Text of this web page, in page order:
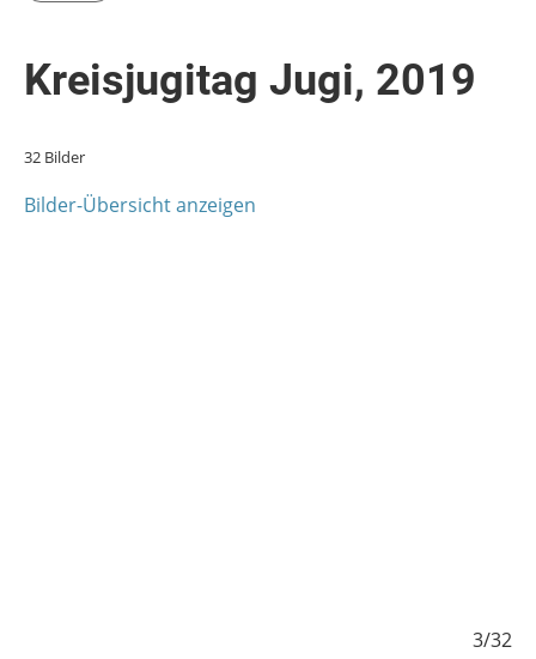
Kreisjugitag Jugi, 2019
32 Bilder
Bilder-Übersicht anzeigen
3/32